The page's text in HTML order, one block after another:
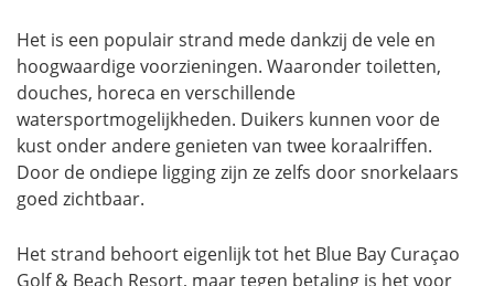
Het is een populair strand mede dankzij de vele en
hoogwaardige voorzieningen. Waaronder toiletten,
douches, horeca en verschillende
watersportmogelijkheden. Duikers kunnen voor de
kust onder andere genieten van twee koraalriffen.
Door de ondiepe ligging zijn ze zelfs door snorkelaars
goed zichtbaar.
Het strand behoort eigenlijk tot het Blue Bay Curaçao
Golf & Beach Resort, maar tegen betaling is het voor